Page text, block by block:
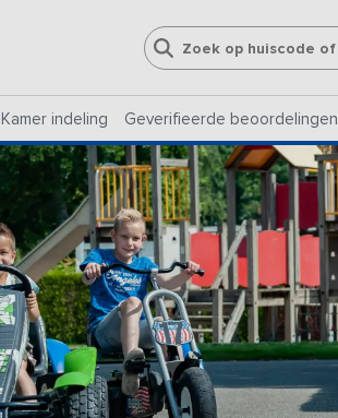
Kamer indeling Geverifieerde beoordelingen